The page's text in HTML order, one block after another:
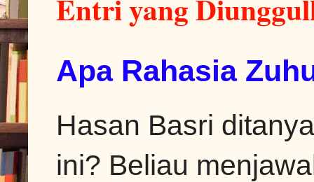
Entri yang
Apa Rahasia
Hasan Basri
ini? Beliau